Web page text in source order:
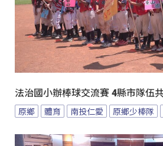
法治國小辦棒球交流賽 4縣市隊伍
原鄉 體育 南投仁愛 原鄉少棒隊